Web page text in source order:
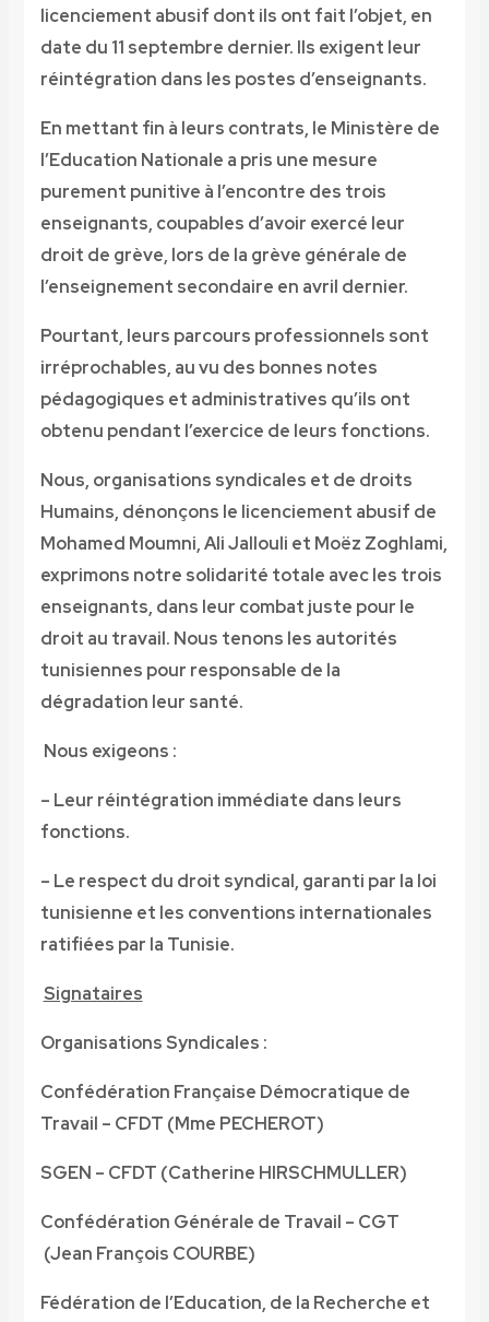
licenciement abusif dont ils ont fait l’objet, en
date du 11 septembre dernier. Ils exigent leur
réintégration dans les postes d’enseignants.
En mettant fin à leurs contrats, le Ministère de
l’Education Nationale a pris une mesure
purement punitive à l’encontre des trois
enseignants, coupables d’avoir exercé leur
droit de grève, lors de la grève générale de
l’enseignement secondaire en avril dernier.
Pourtant, leurs parcours professionnels sont
irréprochables, au vu des bonnes notes
pédagogiques et administratives qu’ils ont
obtenu pendant l’exercice de leurs fonctions.
Nous, organisations syndicales et de droits
Humains, dénonçons le licenciement abusif de
Mohamed Moumni, Ali Jallouli et Moëz Zoghlami,
exprimons notre solidarité totale avec les trois
enseignants, dans leur combat juste pour le
droit au travail. Nous tenons les autorités
tunisiennes pour responsable de la
dégradation leur santé.
Nous exigeons :
– Leur réintégration immédiate dans leurs
fonctions.
– Le respect du droit syndical, garanti par la loi
tunisienne et les conventions internationales
ratifiées par la Tunisie.
Signataires
Organisations Syndicales :
Confédération Française Démocratique de
Travail – CFDT (Mme PECHEROT)
SGEN – CFDT (Catherine HIRSCHMULLER)
Confédération Générale de Travail – CGT
(Jean François COURBE)
Fédération de l’Education, de la Recherche et